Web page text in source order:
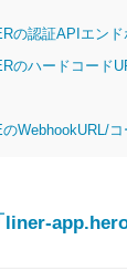
の認証APIエンド
のハードコード
WebhookURL/コ
liner-